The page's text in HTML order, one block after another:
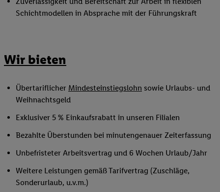
Schichtmodellen in Absprache mit der Führungskraft
Wir bieten
Übertariflicher Mindesteinstiegslohn sowie Urlaubs- und
Weihnachtsgeld
Exklusiver 5 % Einkaufsrabatt in unseren Filialen
Bezahlte Überstunden bei minutengenauer Zeiterfassung
Unbefristeter Arbeitsvertrag und 6 Wochen Urlaub/Jahr
Weitere Leistungen gemäß Tarifvertrag (Zuschläge,
Sonderurlaub, u.v.m.)